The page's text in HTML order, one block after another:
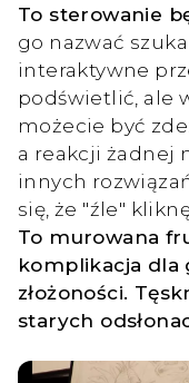
To sterowanie
go nazwać
interaktywne
podświetlić, ale
możecie być
a reakcji żadnej
innych
się, że "źle"
To murowana
komplikacja dla
złożoności.
starych